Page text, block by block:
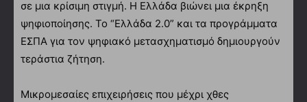
σε μια κρίσιμη στιγμή. Η Ελλάδα βιώνει μια έκρηξη
ψηφιοποίησης. Το “Ελλάδα 2.0” και τα προγράμματα
ΕΣΠΑ για τον ψηφιακό μετασχηματισμό δημιουργούν
τεράστια ζήτηση.
Μικρομεσαίες επιχειρήσεις που μέχρι χθες